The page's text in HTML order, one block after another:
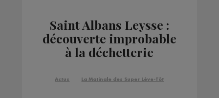
Saint Albans Leysse :
découverte improbable
à la déchetterie
Actus La Matinale des Super Lève-Tôt